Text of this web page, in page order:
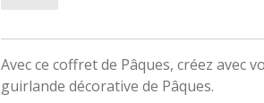
Avec ce coffret de Pâques, créez avec
guirlande décorative de Pâques.